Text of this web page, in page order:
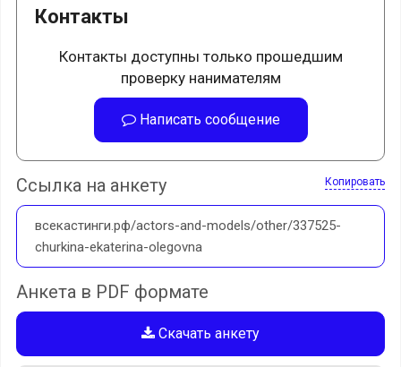
Контакты
Контакты доступны только прошедшим
проверку нанимателям
Написать сообщение
Ссылка на анкету Копировать
всекастинги.рф/actors-and-models/other/337525-
churkina-ekaterina-olegovna
Анкета в PDF формате
Скачать анкету